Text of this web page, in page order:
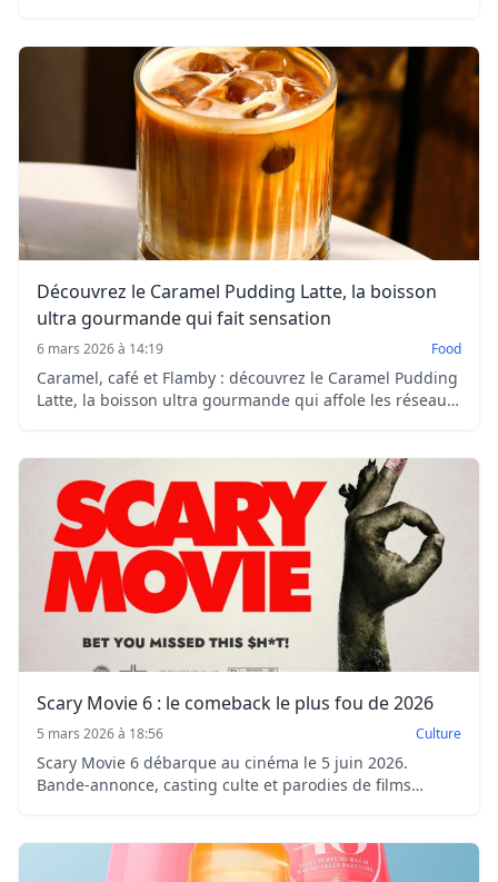
Découvrez le Caramel Pudding Latte, la boisson
ultra gourmande qui fait sensation
6 mars 2026 à 14:19 Food
Caramel, café et Flamby : découvrez le Caramel Pudding
Latte, la boisson ultra gourmande qui affole les réseaux
Scary Movie 6 : le comeback le plus fou de 2026
5 mars 2026 à 18:56 Culture
Scary Movie 6 débarque au cinéma le 5 juin 2026.
Bande-annonce, casting culte et parodies de films